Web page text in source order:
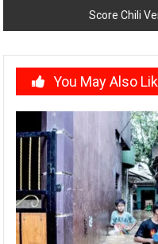
Score Chili
You May Also